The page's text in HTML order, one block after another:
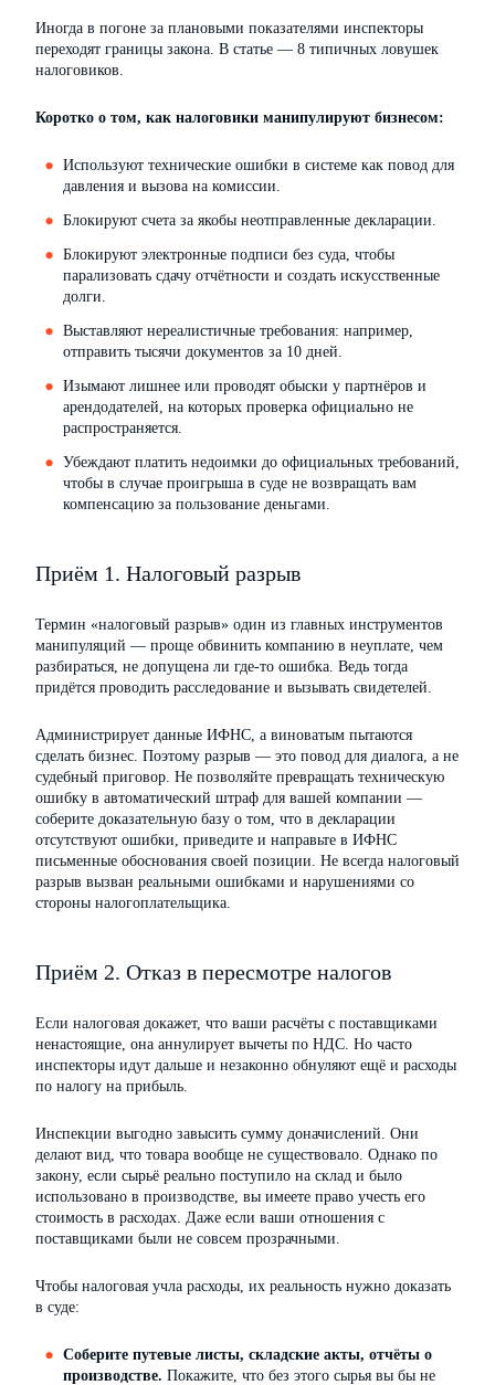
Иногда в погоне за плановыми показателями инспекторы
переходят границы закона. В статье — 8 типичных ловушек
налоговиков.
Коротко о том, как налоговики манипулируют бизнесом:
Используют технические ошибки в системе как повод для
давления и вызова на комиссии.
Блокируют счета за якобы неотправленные декларации.
Блокируют электронные подписи без суда, чтобы
парализовать сдачу отчётности и создать искусственные
долги.
Выставляют нереалистичные требования: например,
отправить тысячи документов за 10 дней.
Изымают лишнее или проводят обыски у партнёров и
арендодателей, на которых проверка официально не
распространяется.
Убеждают платить недоимки до официальных требований,
чтобы в случае проигрыша в суде не возвращать вам
компенсацию за пользование деньгами.
Приём 1. Налоговый разрыв
Термин «налоговый разрыв» один из главных инструментов
манипуляций — проще обвинить компанию в неуплате, чем
разбираться, не допущена ли где-то ошибка. Ведь тогда
придётся проводить расследование и вызывать свидетелей.
Администрирует данные ИФНС, а виноватым пытаются
сделать бизнес. Поэтому разрыв — это повод для диалога, а не
судебный приговор. Не позволяйте превращать техническую
ошибку в автоматический штраф для вашей компании —
соберите доказательную базу о том, что в декларации
отсутствуют ошибки, приведите и направьте в ИФНС
письменные обоснования своей позиции. Не всегда налоговый
разрыв вызван реальными ошибками и нарушениями со
стороны налогоплательщика.
Приём 2. Отказ в пересмотре налогов
Если налоговая докажет, что ваши расчёты с поставщиками
ненастоящие, она аннулирует вычеты по НДС. Но часто
инспекторы идут дальше и незаконно обнуляют ещё и расходы
по налогу на прибыль.
Инспекции выгодно завысить сумму доначислений. Они
делают вид, что товара вообще не существовало. Однако по
закону, если сырьё реально поступило на склад и было
использовано в производстве, вы имеете право учесть его
стоимость в расходах. Даже если ваши отношения с
поставщиками были не совсем прозрачными.
Чтобы налоговая учла расходы, их реальность нужно доказать
в суде:
Соберите путевые листы, складские акты, отчёты о
производстве. Покажите, что без этого сырья вы бы не